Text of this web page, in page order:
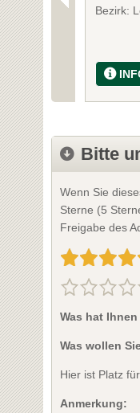
Bezirk:
Bitte
Wenn Sie
Sterne (5
Freigabe des
Was hat
Was wollen
Hier ist Platz
Anmerkung: